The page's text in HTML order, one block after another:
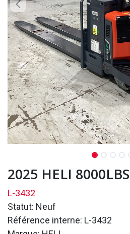
2025 HELI 8000LBS
L-3432
Statut: Neuf
Référence interne: L-3432